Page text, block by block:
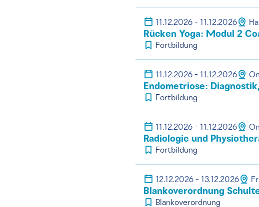
11.12.2026 - 11.12.2026
Rücken Yoga: Modul 2
Fortbildung
11.12.2026 - 11.12.2026
Endometriose:
Fortbildung
11.12.2026 - 11.12.2026
Radiologie und
Fortbildung
12.12.2026 - 13.12.2026
Blankoverordnung
Blankoverordnung